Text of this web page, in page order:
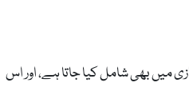
اندازی میں بھی شامل کیا جاتا ہے، اور اس